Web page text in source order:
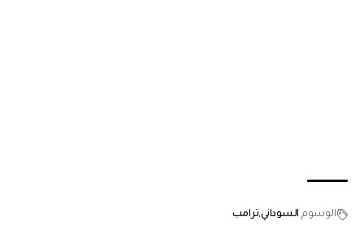
الوسوم السودانيترامب